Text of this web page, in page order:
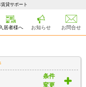
貸サポート
入居者様へ お知らせ お問合せ
条件
変更